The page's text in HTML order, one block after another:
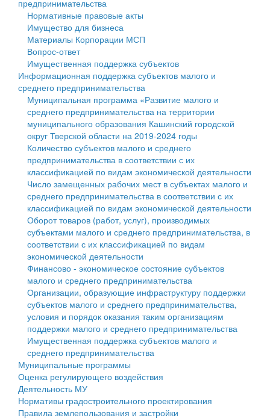
Государственные услуги
Промышленность и АПК
Экономика и бизнес
...
Символика
Устав
Гостям округа
Туризм
Культура
Образование
Здравоохранение
Социальная защита
Фотоальбом
муниципального округа Тверской области
Администрация Кашинского муниципального округа
Тверской области
Управление сельскими территориями
Открытые данные
Работа с обращениями граждан
Муниципальный контроль
Муниципальные услуги
Проекты административных регламентов
Антимонопольный комплаенс
Противодействие коррупции
Финансовое управление
Бюджет для граждан
Имущество
Выявление правообладателей ранее учтенных
объектов недвижимости
Имущественная поддержка субъектов малого и
среднего предпринимательства
Информационная поддержка субъектов малого и
среднего предпринимательства
Муниципальные программы
Контрольно-счетная палата
Персональные данные
Оценка регулирующего воздействия
Деятельность МУ
Нормативы градостроительного проектирования
Правила землепользования и застройки
Генеральные планы
предпринимательства
Нормативные правовые акты
Имущество для бизнеса
Материалы Корпорации МСП
Вопрос-ответ
Имущественная поддержка субъектов
Информационная поддержка субъектов малого и
среднего предпринимательства
Муниципальная программа «Развитие малого и
среднего предпринимательства на территории
муниципального образования Кашинский городской
округ Тверской области на 2019-2024 годы
Количество субъектов малого и среднего
предпринимательства в соответствии с их
классификацией по видам экономической деятельности
Число замещенных рабочих мест в субъектах малого и
среднего предпринимательства в соответствии с их
классификацией по видам экономической деятельности
Оборот товаров (работ, услуг), производимых
субъектами малого и среднего предпринимательства, в
соответствии с их классификацией по видам
экономической деятельности
Финансово - экономическое состояние субъектов
малого и среднего предпринимательства
Организации, образующие инфраструктуру поддержки
субъектов малого и среднего предпринимательства,
условия и порядок оказания таким организациям
поддержки малого и среднего предпринимательства
Имущественная поддержка субъектов малого и
среднего предпринимательства
Муниципальные программы
Оценка регулирующего воздействия
Деятельность МУ
Нормативы градостроительного проектирования
Правила землепользования и застройки